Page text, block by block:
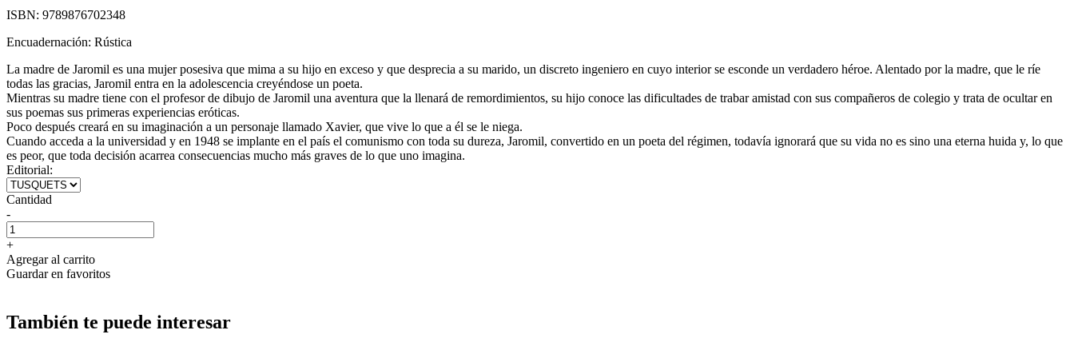
ISBN: 9789876702348
Encuadernación: Rústica
La madre de Jaromil es una mujer posesiva que mima a su hijo en exceso y que desprecia a su marido, un discreto ingeniero en cuyo interior se esconde un verdadero héroe. Alentado por la madre, que le ríe
todas las gracias, Jaromil entra en la adolescencia creyéndose un poeta.
Mientras su madre tiene con el profesor de dibujo de Jaromil una aventura que la llenará de remordimientos, su hijo conoce las dificultades de trabar amistad con sus compañeros de colegio y trata de ocultar en
sus poemas sus primeras experiencias eróticas.
Poco después creará en su imaginación a un personaje llamado Xavier, que vive lo que a él se le niega.
Cuando acceda a la universidad y en 1948 se implante en el país el comunismo con toda su dureza, Jaromil, convertido en un poeta del régimen, todavía ignorará que su vida no es sino una eterna huida y, lo que
es peor, que toda decisión acarrea consecuencias mucho más graves de lo que uno imagina.
Editorial:
Cantidad
-
+
Agregar al carrito
Guardar en favoritos
También te puede interesar